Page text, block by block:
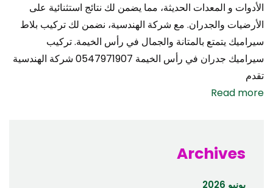
الأدوات و المعدات الحديثة، مما يضمن لك نتائج استثنائية على
الأرضيات والجدران. مع شركة الهندسية، نضمن لك تركيب بلاط
سيراميك يتمتع بالمتانة والجمال في رأس الخيمة. تركيب
سيراميك جدران في رأس الخيمة 0547971907 شركة الهندسية
تقدم
Read more
Archives
يونيو 2026